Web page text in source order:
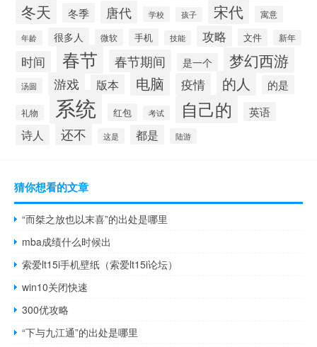
冬天 冬季 唐代 学校 孩子 宋代 寓意
年龄 很多人 微软 手机 技能 攻略 文件 新年
时间 春节 春节期间 是一个 梦幻西游
汤圆 游戏 版本 电脑 疫情 的人 的是
礼物 系统 红包 考试 自己的 英语
诗人 还不 这是 都是 陆游
猜你想看的文章
“而桀之放也以末喜”的出处是哪里
mba成绩什么时候出
索爱lt15i手机壁纸（索爱lt15i论坛）
win10关闭快速
300优攻略
“下与九江通”的出处是哪里